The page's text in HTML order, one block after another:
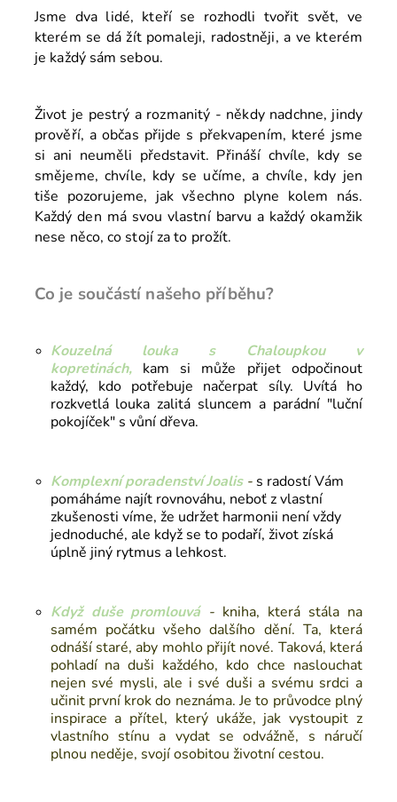
Jsme dva lidé, kteří se rozhodli tvořit svět, ve
kterém se dá žít pomaleji, radostněji, a ve kterém
je každý sám sebou.
Život je pestrý a rozmanitý - někdy nadchne, jindy
prověří, a občas přijde s překvapením, které jsme
si ani neuměli představit. Přináší chvíle, kdy se
smějeme, chvíle, kdy se učíme, a chvíle, kdy jen
tiše pozorujeme, jak všechno plyne kolem nás.
Každý den má svou vlastní barvu a každý okamžik
nese něco, co stojí za to prožít.
Co je součástí našeho příběhu?
Kouzelná louka s Chaloupkou v
kopretinách, kam si může přijet odpočinout
každý, kdo potřebuje načerpat síly. Uvítá ho
rozkvetlá louka zalitá sluncem a parádní "luční
pokojíček" s vůní dřeva.
Komplexní poradenství Joalis - s radostí Vám
pomáháme najít rovnováhu, neboť z vlastní
zkušenosti víme, že udržet harmonii není vždy
jednoduché, ale když se to podaří, život získá
úplně jiný rytmus a lehkost.
Když duše promlouvá - kniha, která stála na
samém počátku všeho dalšího dění. Ta, která
odnáší staré, aby mohlo přijít nové. Taková, která
pohladí na duši každého, kdo chce naslouchat
nejen své mysli, ale i své duši a svému srdci a
učinit první krok do neznáma. Je to průvodce plný
inspirace a přítel, který ukáže, jak vystoupit z
vlastního stínu a vydat se odvážně, s náručí
plnou neděje, svojí osobitou životní cestou.